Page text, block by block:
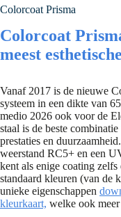
Colorcoat Prisma
Colorcoat
meest
Vanaf 2017 is de nieuwe
systeem in een dikte van
medio 2026 ook voor de
staal is de beste
prestaties en
weerstand RC5+ en een
kent als enige coating
standaard kleuren (van de
unieke eigenschappen
kleurkaart, welke ook